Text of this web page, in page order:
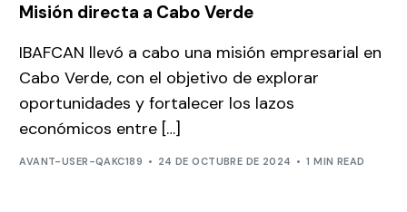
Misión directa a Cabo Verde
IBAFCAN llevó a cabo una misión empresarial en
Cabo Verde, con el objetivo de explorar
oportunidades y fortalecer los lazos
económicos entre […]
AVANT-USER-QAKC189 24 DE OCTUBRE DE 2024 1 MIN READ